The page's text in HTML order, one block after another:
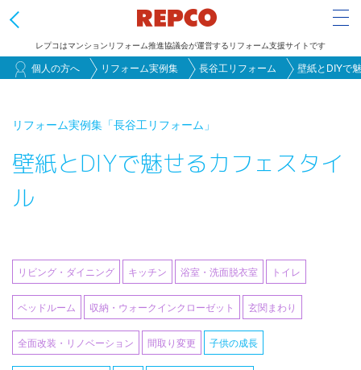
動
レプコはマンションリフォーム推進協議会が運営するリフォーム支援サイトです
個人の方へ リフォーム実例集 長谷工リフォーム 壁紙とDIYで
リフォーム実例集 「長谷工リフォーム」
壁紙とDIYで魅せるカフェスタイ
ル
子供の成長
リビング・ダイニング キッチン 浴室・洗面脱衣室 トイレ
ベッドルーム 収納・ウォークインクローゼット 玄関まわり
全面改装・リノベーション 間取り変更